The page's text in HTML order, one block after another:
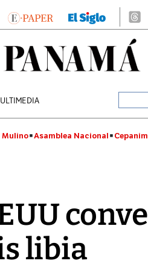
Mulino Asamblea Nacional Cepanim
libia